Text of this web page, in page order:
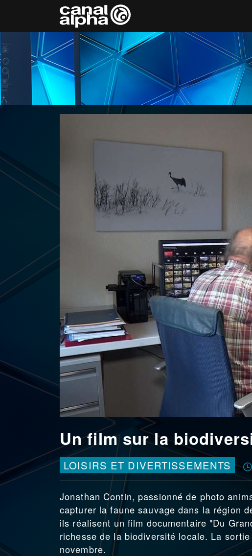
Un film sur la
LOISIRS ET DIVERTISSEMENTS
Jonathan Contin, passionné de photo
capturer la faune sauvage dans la région
ils réalisent un film documentaire "Du
richesse de la biodiversité locale. La
novembre.